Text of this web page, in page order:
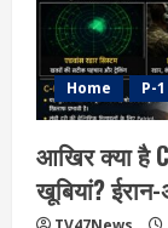
Home P-1
आखिर क्या है
खूबियां?